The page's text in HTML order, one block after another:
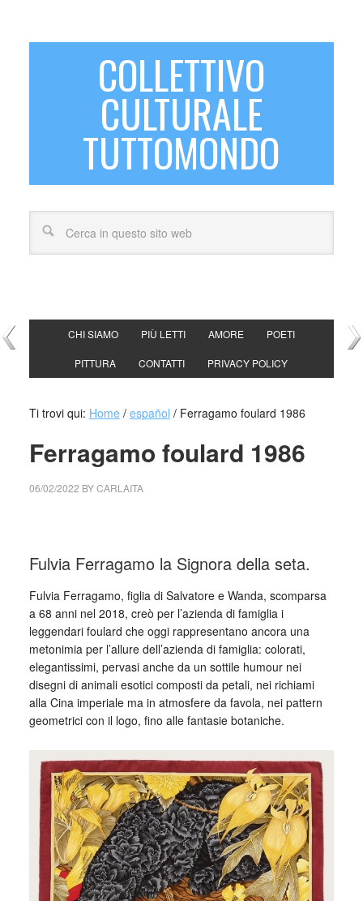
COLLETTIVO
CULTURALE
TUTTOMONDO
CHI SIAMO PIÙ LETTI AMORE POETI
PITTURA CONTATTI PRIVACY POLICY
Ti trovi qui: Home / español /Ferragamo foulard 1986
Ferragamo foulard 1986
06/02/2022 BYCARLAITA
Fulvia Ferragamo la Signora della seta.
Fulvia Ferragamo, figlia di Salvatore e Wanda, scomparsa
a 68 anni nel 2018, creò per l’azienda di famiglia i
leggendari foulard che oggi rappresentano ancora una
metonimia per l’allure dell’azienda di famiglia: colorati,
elegantissimi, pervasi anche da un sottile humour nei
disegni di animali esotici composti da petali, nei richiami
alla Cina imperiale ma in atmosfere da favola, nei pattern
geometrici con il logo, fino alle fantasie botaniche.